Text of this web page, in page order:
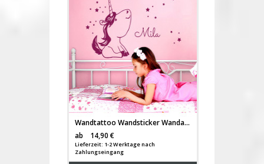
Wandtattoo Wandsticker Wandaufkleber Einhorn mit Sternen Schmetterling und Wunschnamen M2089
ab
14,90 €
Lieferzeit: 1-2 Werktage nach
Zahlungseingang